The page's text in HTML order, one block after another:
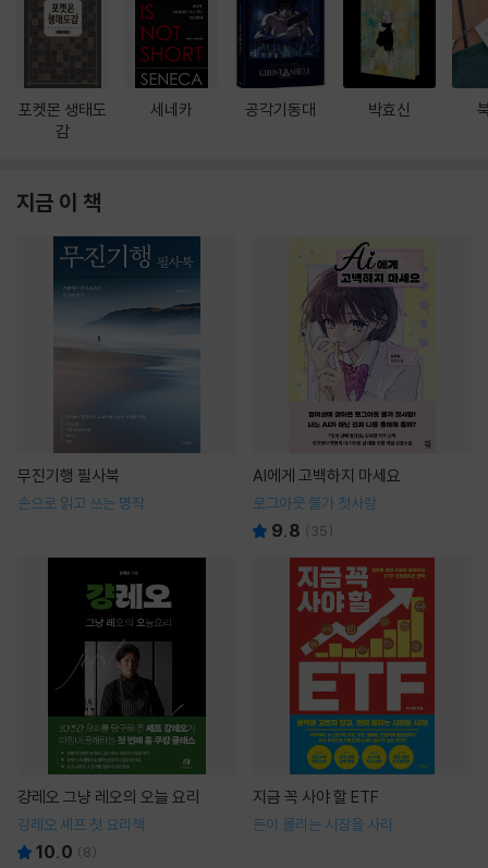
포켓몬 생태도
감
세네카 공각기동대 박효신
지금 이 책
무진기행 필사북
손으로 읽고 쓰는 명작
AI에게 고백하지 마세요
로그아웃 불가 첫사랑
9.8 ( 35)
걍레오 그냥 레오의 오늘 요리
강레오 셰프 첫 요리책
10.0 (8)
지금 꼭 사야 할 ETF
돈이 몰리는 시장을 사라